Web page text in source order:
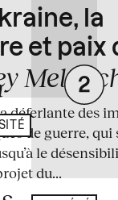
la
et paix
déferlante des
de guerre, qui
le
du...